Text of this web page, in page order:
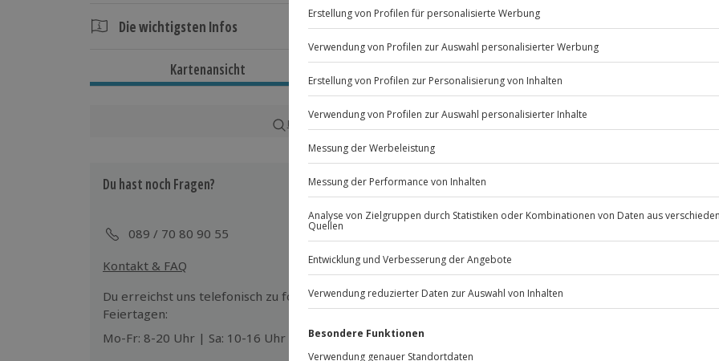
Die wichtigsten Infos
Ca. 8 Stunden
Ganzjährig zu bestimmten Terminen verfügbar
Teilnahmebedingungen
Normale physische und psychische Verfassung
Vorlage eines polizeilichen Führungszeugnisses auf Anfrage
Bei Sturm und Gewitter wird das Erlebnis verschoben (die Entscheidung
obliegt dem Veranstalter)
Kartenansicht
© OpenStreetMaps
Karte in Großansicht
Du hast noch Fragen?
089 / 70 80 90 55
Kontakt & FAQ
Mühldorfstraße 8
81671 München
Du erreichst uns telefonisch zu folgenden Zeiten, außer an bundesweiten
Feiertagen:
Mo-Fr: 8-20 Uhr | Sa: 10-16 Uhr